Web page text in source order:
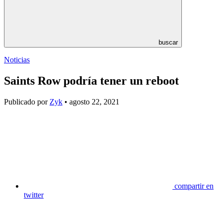
buscar
Noticias
Saints Row podría tener un reboot
Publicado por Zyk • agosto 22, 2021
compartir en
twitter